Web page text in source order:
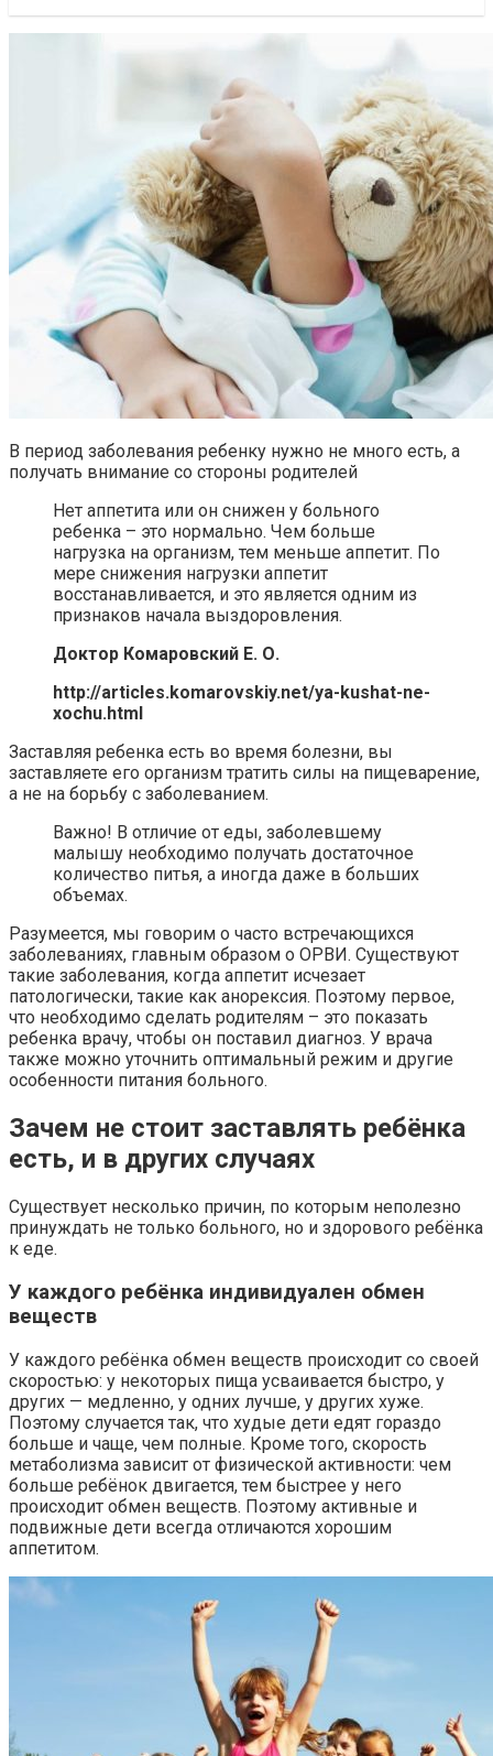
В период заболевания ребенку нужно не много есть, а
получать внимание со стороны родителей
Нет аппетита или он снижен у больного
ребенка – это нормально. Чем больше
нагрузка на организм, тем меньше аппетит. По
мере снижения нагрузки аппетит
восстанавливается, и это является одним из
признаков начала выздоровления.
Доктор Комаровский Е. О.
http://articles.komarovskiy.net/ya-kushat-ne-
xochu.html
Заставляя ребенка есть во время болезни, вы
заставляете его организм тратить силы на пищеварение,
а не на борьбу с заболеванием.
Важно! В отличие от еды, заболевшему
малышу необходимо получать достаточное
количество питья, а иногда даже в больших
объемах.
Разумеется, мы говорим о часто встречающихся
заболеваниях, главным образом о ОРВИ. Существуют
такие заболевания, когда аппетит исчезает
патологически, такие как анорексия. Поэтому первое,
что необходимо сделать родителям – это показать
ребенка врачу, чтобы он поставил диагноз. У врача
также можно уточнить оптимальный режим и другие
особенности питания больного.
Зачем не стоит заставлять ребёнка
есть, и в других случаях
Существует несколько причин, по которым неполезно
принуждать не только больного, но и здорового ребёнка
к еде.
У каждого ребёнка индивидуален обмен
веществ
У каждого ребёнка обмен веществ происходит со своей
скоростью: у некоторых пища усваивается быстро, у
других — медленно, у одних лучше, у других хуже.
Поэтому случается так, что худые дети едят гораздо
больше и чаще, чем полные. Кроме того, скорость
метаболизма зависит от физической активности: чем
больше ребёнок двигается, тем быстрее у него
происходит обмен веществ. Поэтому активные и
подвижные дети всегда отличаются хорошим
аппетитом.